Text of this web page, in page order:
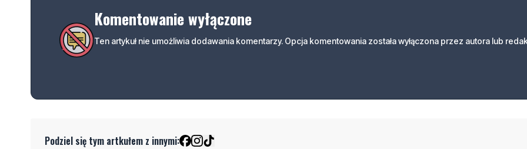
Komentowanie wyłączone
Ten artykuł nie umożliwia dodawania komentarzy. Opcja komentowania została wyłączona przez autora lub
Podziel się tym artkułem z innymi: